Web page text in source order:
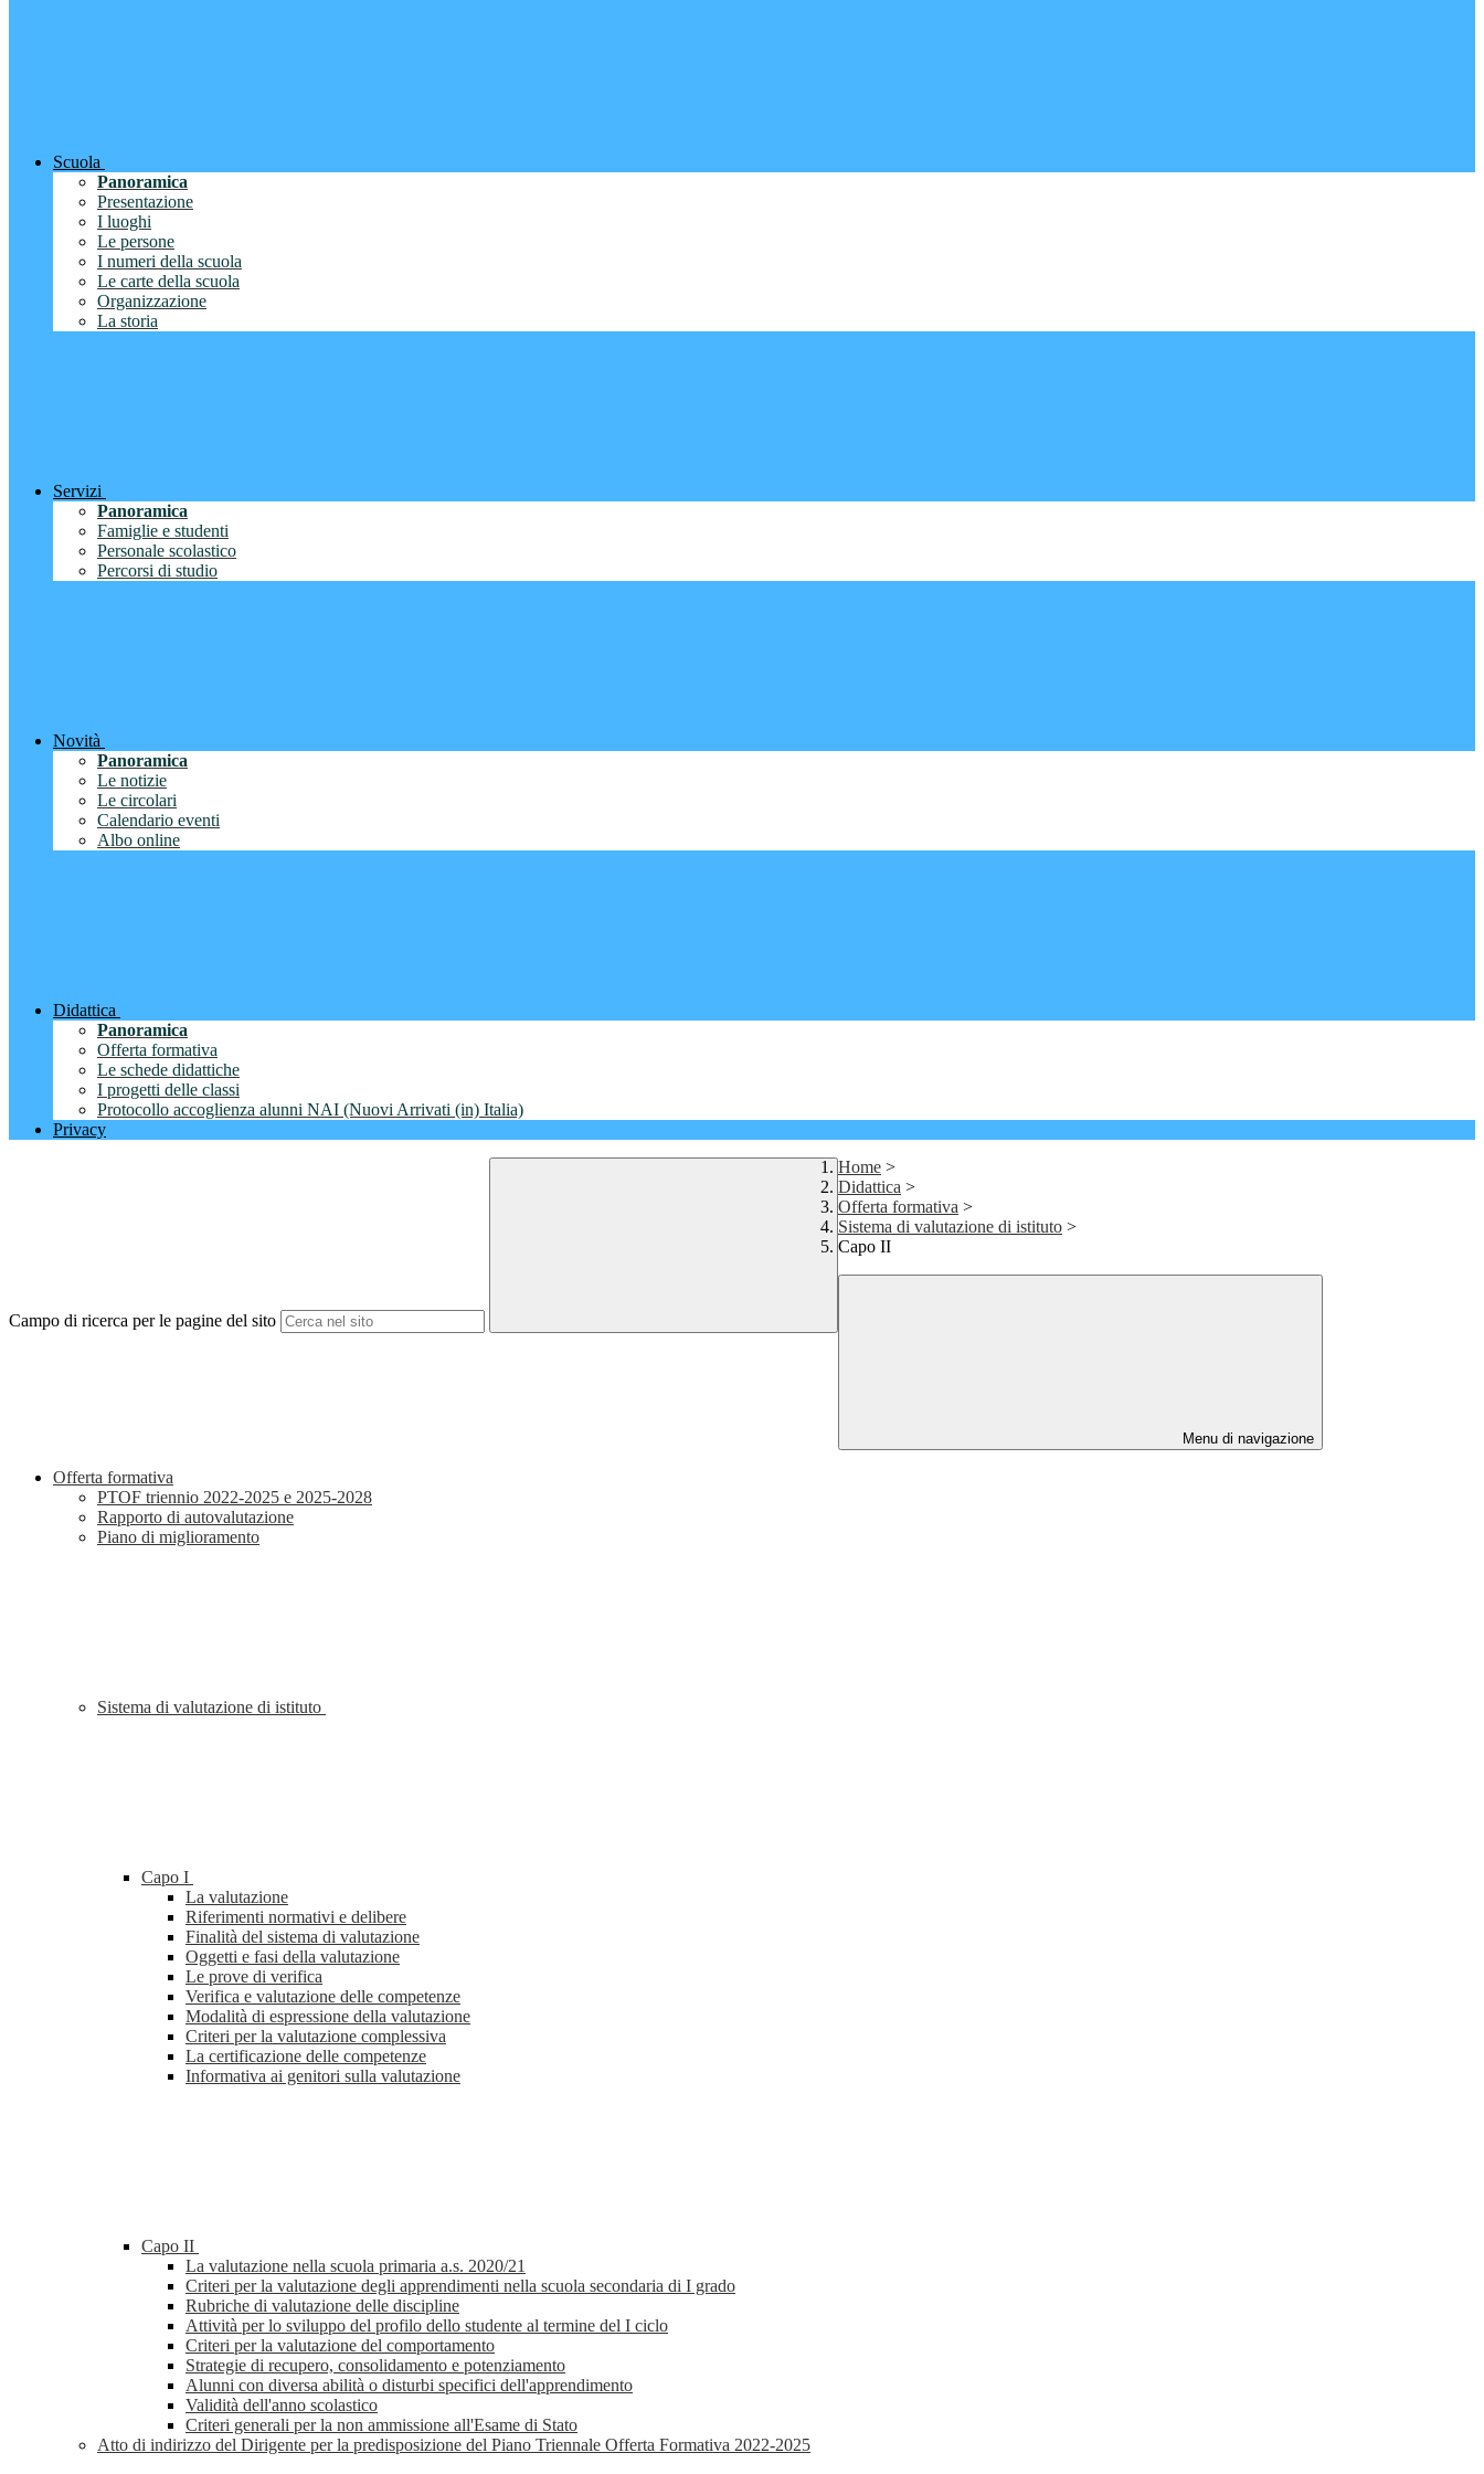
Scuola
Panoramica
Presentazione
I luoghi
Le persone
I numeri della scuola
Le carte della scuola
Organizzazione
La storia
Servizi
Panoramica
Famiglie e studenti
Personale scolastico
Percorsi di studio
Novità
Panoramica
Le notizie
Le circolari
Calendario eventi
Albo online
Didattica
Panoramica
Offerta formativa
Le schede didattiche
I progetti delle classi
Protocollo accoglienza alunni NAI (Nuovi Arrivati (in) Italia)
Privacy
Campo di ricerca per le pagine del sito
Home >
Didattica >
Offerta formativa >
Sistema di valutazione di istituto >
Capo II
Menu di navigazione
Offerta formativa
PTOF triennio 2022-2025 e 2025-2028
Rapporto di autovalutazione
Piano di miglioramento
Sistema di valutazione di istituto
Capo I
La valutazione
Riferimenti normativi e delibere
Finalità del sistema di valutazione
Oggetti e fasi della valutazione
Le prove di verifica
Verifica e valutazione delle competenze
Modalità di espressione della valutazione
Criteri per la valutazione complessiva
La certificazione delle competenze
Informativa ai genitori sulla valutazione
Capo II
La valutazione nella scuola primaria a.s. 2020/21
Criteri per la valutazione degli apprendimenti nella scuola secondaria di I grado
Rubriche di valutazione delle discipline
Attività per lo sviluppo del profilo dello studente al termine del I ciclo
Criteri per la valutazione del comportamento
Strategie di recupero, consolidamento e potenziamento
Alunni con diversa abilità o disturbi specifici dell'apprendimento
Validità dell'anno scolastico
Criteri generali per la non ammissione all'Esame di Stato
Atto di indirizzo del Dirigente per la predisposizione del Piano Triennale Offerta Formativa 2022-2025